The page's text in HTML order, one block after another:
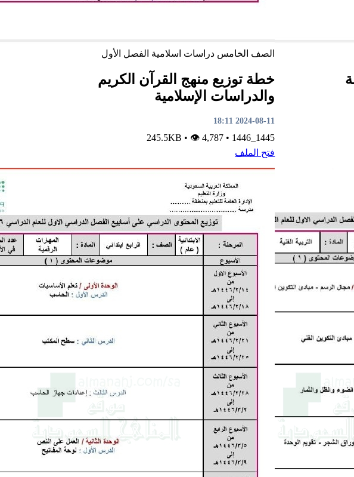
الصف الخامس دراسات اسلامية الفصل الأول
خطة توزيع منهج القرآن الكريم
والدراسات الإسلامية
2024-08-11 18:11
1445_1446
•
• 👁 4,787
فتح الملف